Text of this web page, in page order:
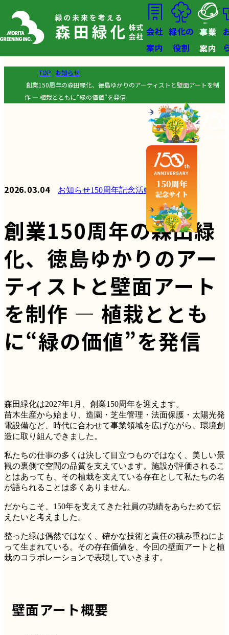
会社
案内
緑化の
役割
事業
案内
TOP お知らせ
創業150周年の森田緑化、徳島ゆかりのアーティストと壁面アートを制
作 ― 植栽とともに“緑の価値”を発信
創業150周年の森田緑
化、徳島ゆかりのアー
ティストと壁面アート
を制作 ― 植栽ととも
に“緑の価値”を発信
2026.03.04 お知らせ150周年記念活動
森田緑化は2027年1月、創業150周年を迎えます。
苗木生産から始まり、造園・芝生管理・法面保護・太陽光発
電設備など、時代に合わせて事業領域を広げながら、環境創
造に取り組んできました。
私たちの仕事の多くは決して目立つものではなく、美しい景
観の裏側で空間の品質を支えています。施設が評価されるこ
とはあっても、その植栽を支えている存在として私たちの名
が語られることは多くありません。
だからこそ、150年を支えてきた社員の功績をあらためて伝
えたいと考えました。
整った緑は偶然ではなく、確かな技術と責任の積み重ねによ
って生まれている。その存在価値を、今回の壁面アートと植
栽のコラボレーションで表現していきます。
壁面アート概要